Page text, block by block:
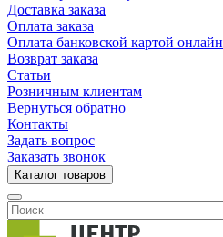
Доставка заказа
Оплата заказа
Оплата банковской картой онлайн
Возврат заказа
Статьи
Розничным клиентам
Вернуться обратно
Контакты
Задать вопрос
Заказать звонок
Каталог товаров